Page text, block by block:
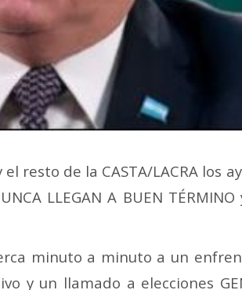
de la CASTA/LACRA los
LLEGAN A BUEN
minuto a minuto a un
llamado a elecciones